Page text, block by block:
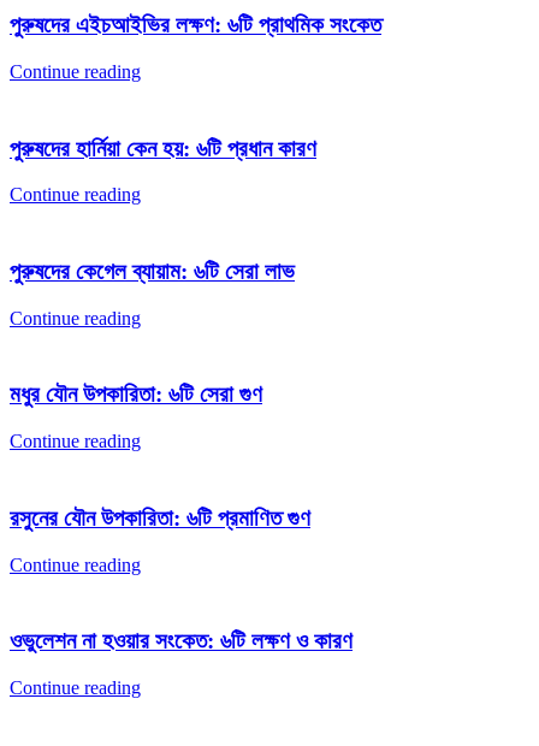
পুরুষদের এইচআইভির লক্ষণ: ৬টি প্রাথমিক সংকেত
Continue reading
পুরুষদের হার্নিয়া কেন হয়: ৬টি প্রধান কারণ
Continue reading
পুরুষদের কেগেল ব্যায়াম: ৬টি সেরা লাভ
Continue reading
মধুর যৌন উপকারিতা: ৬টি সেরা গুণ
Continue reading
রসুনের যৌন উপকারিতা: ৬টি প্রমাণিত গুণ
Continue reading
ওভুলেশন না হওয়ার সংকেত: ৬টি লক্ষণ ও কারণ
Continue reading